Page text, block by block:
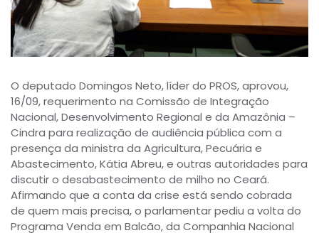
O deputado Domingos Neto, líder do PROS, aprovou,
16/09, requerimento na Comissão de Integração
Nacional, Desenvolvimento Regional e da Amazônia –
Cindra para realização de audiência pública com a
presença da ministra da Agricultura, Pecuária e
Abastecimento, Kátia Abreu, e outras autoridades para
discutir o desabastecimento de milho no Ceará.
Afirmando que a conta da crise está sendo cobrada
de quem mais precisa, o parlamentar pediu a volta do
Programa Venda em Balcão, da Companhia Nacional